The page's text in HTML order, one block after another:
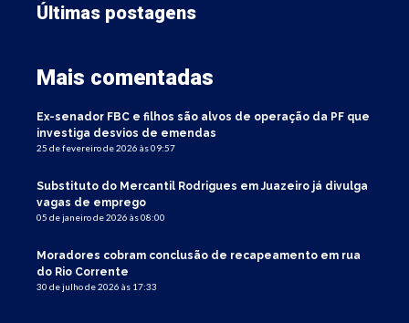
Últimas postagens
Mais comentadas
Ex-senador FBC e filhos são alvos de operação da PF que
investiga desvios de emendas
25 de fevereiro de 2026 às 09:57
Substituto do Mercantil Rodrigues em Juazeiro já divulga
vagas de emprego
05 de janeiro de 2026 às 08:00
Moradores cobram conclusão de recapeamento em rua
do Rio Corrente
30 de julho de 2026 às 17:33